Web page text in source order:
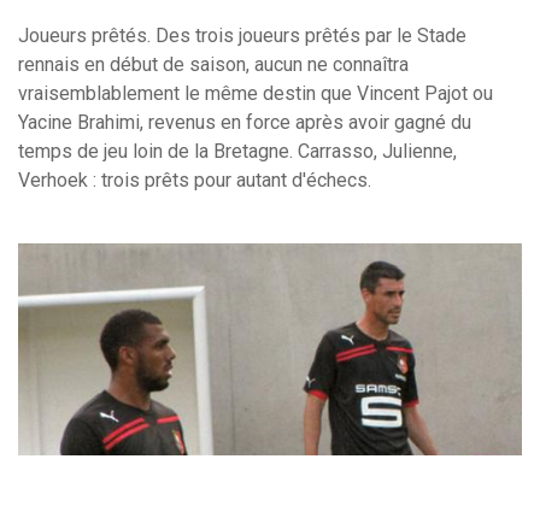
Joueurs prêtés. Des trois joueurs prêtés par le Stade
rennais en début de saison, aucun ne connaîtra
vraisemblablement le même destin que Vincent Pajot ou
Yacine Brahimi, revenus en force après avoir gagné du
temps de jeu loin de la Bretagne. Carrasso, Julienne,
Verhoek : trois prêts pour autant d'échecs.